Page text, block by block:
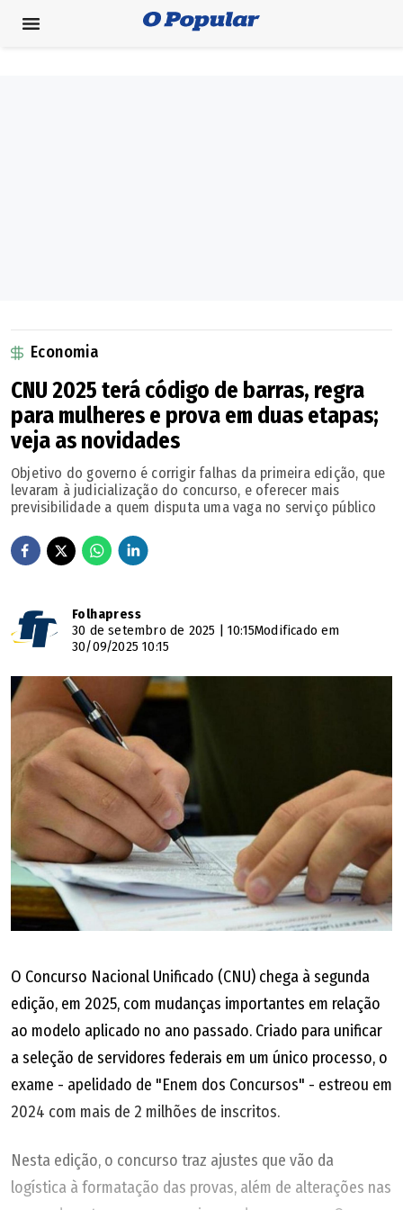
Economia
CNU 2025 terá código de barras, regra
para mulheres e prova em duas etapas;
veja as novidades
Objetivo do governo é corrigir falhas da primeira edição, que
levaram à judicialização do concurso, e oferecer mais
previsibilidade a quem disputa uma vaga no serviço público
Folhapress
30 de setembro de 2025 | 10:15Modificado em
30/09/2025 10:15
O Concurso Nacional Unificado (CNU) chega à segunda
edição, em 2025, com mudanças importantes em relação
ao modelo aplicado no ano passado. Criado para unificar
a seleção de servidores federais em um único processo, o
exame - apelidado de "Enem dos Concursos" - estreou em
2024 com mais de 2 milhões de inscritos.
Nesta edição, o concurso traz ajustes que vão da
logística à formatação das provas, além de alterações nas